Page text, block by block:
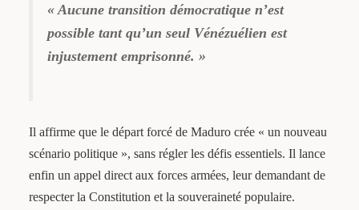
« Aucune transition démocratique n’est
possible tant qu’un seul Vénézuélien est
injustement emprisonné. »
Il affirme que le départ forcé de Maduro crée « un nouveau
scénario politique », sans régler les défis essentiels. Il lance
enfin un appel direct aux forces armées, leur demandant de
respecter la Constitution et la souveraineté populaire.